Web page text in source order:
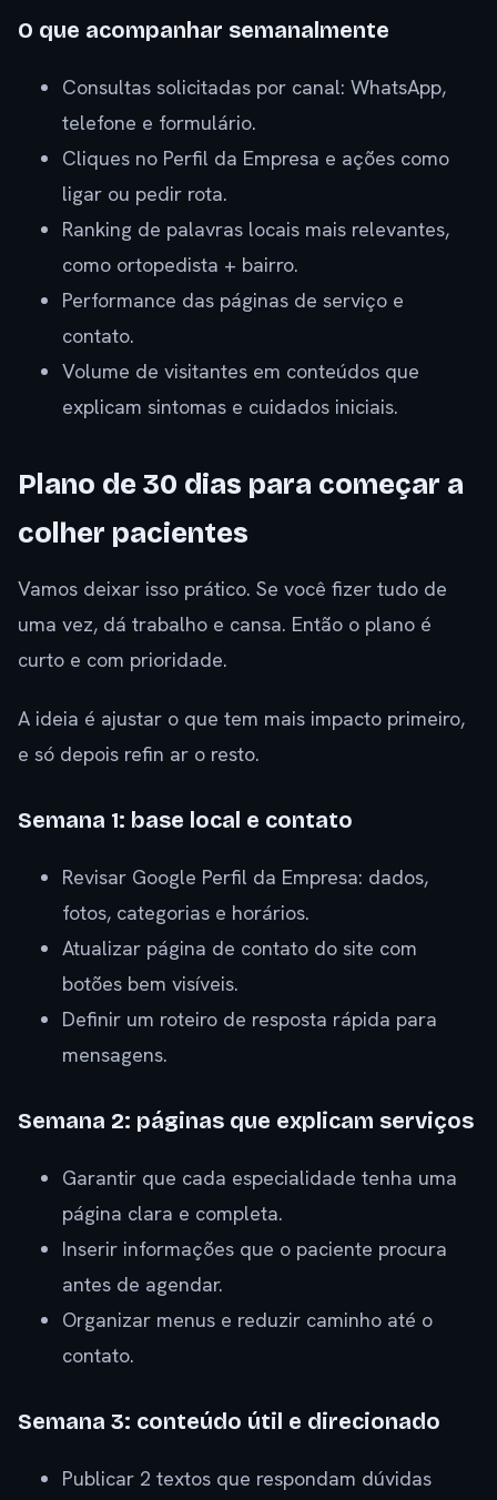
O que acompanhar semanalmente
Consultas solicitadas por canal: WhatsApp,
telefone e formulário.
Cliques no Perfil da Empresa e ações como
ligar ou pedir rota.
Ranking de palavras locais mais relevantes,
como ortopedista + bairro.
Performance das páginas de serviço e
contato.
Volume de visitantes em conteúdos que
explicam sintomas e cuidados iniciais.
Plano de 30 dias para começar a
colher pacientes
Vamos deixar isso prático. Se você fizer tudo de
uma vez, dá trabalho e cansa. Então o plano é
curto e com prioridade.
A ideia é ajustar o que tem mais impacto primeiro,
e só depois refin ar o resto.
Semana 1: base local e contato
Revisar Google Perfil da Empresa: dados,
fotos, categorias e horários.
Atualizar página de contato do site com
botões bem visíveis.
Definir um roteiro de resposta rápida para
mensagens.
Semana 2: páginas que explicam serviços
Garantir que cada especialidade tenha uma
página clara e completa.
Inserir informações que o paciente procura
antes de agendar.
Organizar menus e reduzir caminho até o
contato.
Semana 3: conteúdo útil e direcionado
Publicar 2 textos que respondam dúvidas